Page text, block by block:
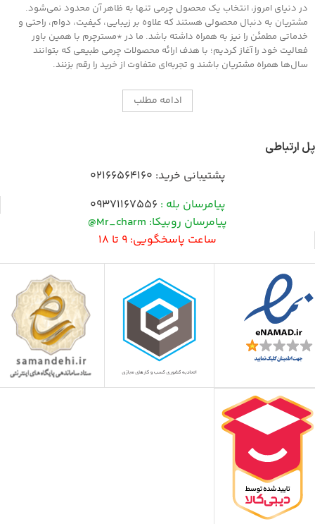
در دنیای امروز، انتخاب یک محصول چرمی تنها به ظاهر آن محدود نمی‌شود.
مشتریان به دنبال محصولی هستند که علاوه بر زیبایی، کیفیت، دوام، راحتی و
خدماتی مطمئن را نیز به همراه داشته باشد. ما در *مسترچرم با همین باور
فعالیت خود را آغاز کردیم؛ با هدف ارائه محصولات چرمی طبیعی که بتوانند
سال‌ها همراه مشتریان باشند و تجربه‌ای متفاوت از خرید را رقم بزنند.
ادامه مطلب
پل ارتباطی
پشتیبانی خرید: 02166564160
پیامرسان بله : 09371167556
پیامرسان روبیکا: Mr_charm@
ساعت پاسخگویی: 9 تا 18